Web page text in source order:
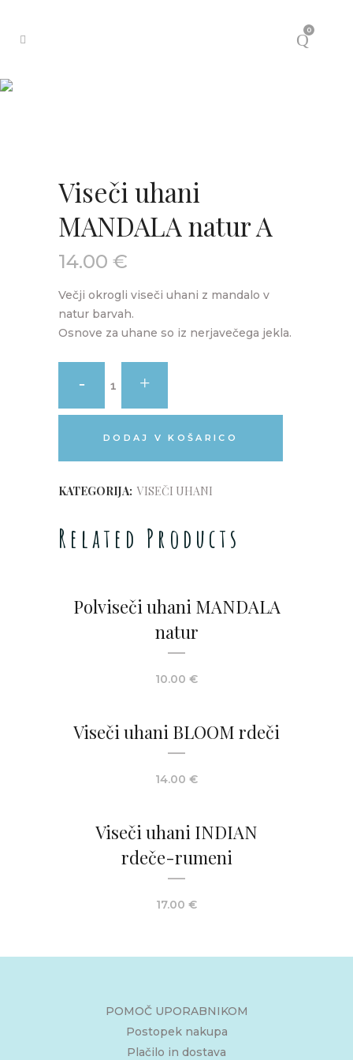
0
Viseči uhani
MANDALA natur A
14.00 €
Večji okrogli viseči uhani z mandalo v
natur barvah.
Osnove za uhane so iz nerjavečega jekla.
DODAJ V KOŠARICO
KATEGORIJA: VISEČI UHANI
Related Products
Polviseči uhani MANDALA
natur
10.00 €
Viseči uhani BLOOM rdeči
14.00 €
Viseči uhani INDIAN
rdeče-rumeni
17.00 €
POMOČ UPORABNIKOM
Postopek nakupa
Plačilo in dostava